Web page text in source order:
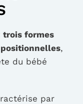
trois formes
,
du bébé
par